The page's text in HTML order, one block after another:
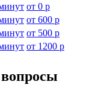
от 0 р
от 600 р
от 500 р
от 1200 р